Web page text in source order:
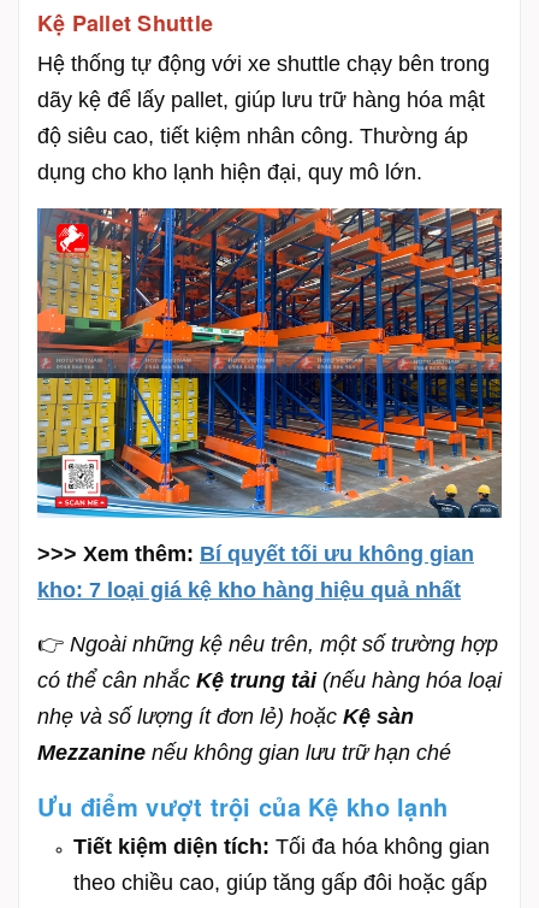
Kệ Pallet Shuttle
Hệ thống tự động với xe shuttle chạy bên trong
dãy kệ để lấy pallet, giúp lưu trữ hàng hóa mật
độ siêu cao, tiết kiệm nhân công. Thường áp
dụng cho kho lạnh hiện đại, quy mô lớn.
>>> Xem thêm: Bí quyết tối ưu không gian
kho: 7 loại giá kệ kho hàng hiệu quả nhất
👉 Ngoài những kệ nêu trên, một số trường hợp
có thể cân nhắc Kệ trung tải(nếu hàng hóa loại
nhẹ và số lượng ít đơn lẻ) hoặc Kệ sàn
Mezzanine nếu không gian lưu trữ hạn ché
Ưu điểm vượt trội của Kệ kho lạnh
Tiết kiệm diện tích: Tối đa hóa không gian
theo chiều cao, giúp tăng gấp đôi hoặc gấp